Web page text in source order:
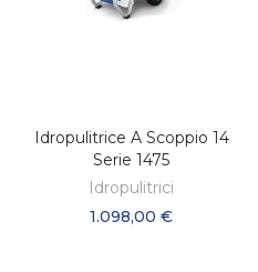
AGGIUNGI AL CARRELLO
Idropulitrice A Scoppio 14
Serie 1475
Idropulitrici
1.098,00 €